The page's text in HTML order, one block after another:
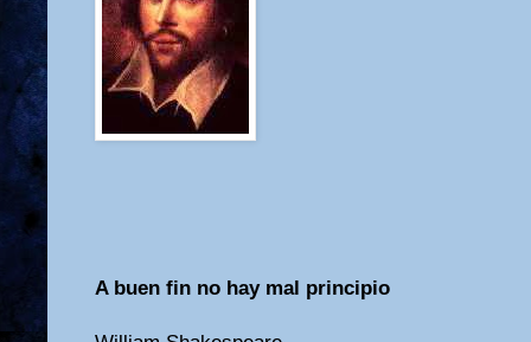
A buen fin no hay mal principio